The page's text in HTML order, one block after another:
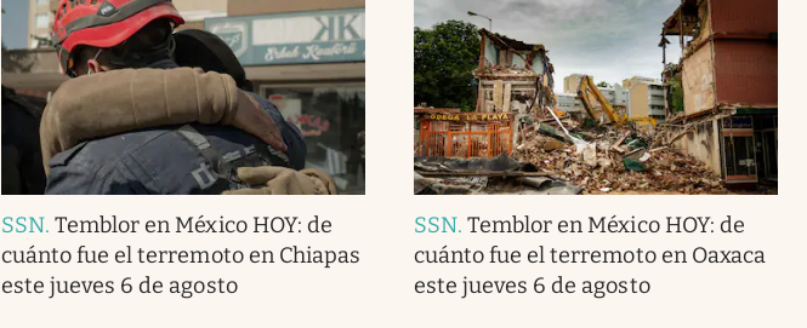
SSN.Temblor en México HOY: de
cuánto fue el terremoto en Chiapas
este jueves 6 de agosto
SSN.Temblor en México HOY: de
cuánto fue el terremoto en Oaxaca
este jueves 6 de agosto